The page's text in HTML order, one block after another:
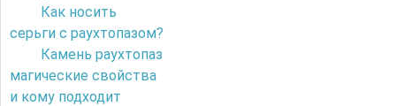
Как носить
серьги с раухтопазом?
Камень раухтопаз
магические свойства
и кому подходит